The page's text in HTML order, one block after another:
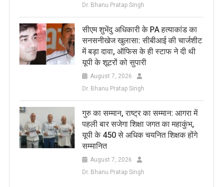
Dr. Bhanu Pratap Singh
सीएम शुभेंदु अधिकारी के PA हत्याकांड का
सनसनीखेज खुलासा: सीबीआई की चार्जशीट
में बड़ा दावा, ऑफिस के ही स्टाफ ने दी थी
यूपी के शूटरों को सुपारी
August 7, 2026
Dr. Bhanu Pratap Singh
​गुरु का सम्मान, राष्ट्र का सम्मान: आगरा में
पहली बार सजेगा शिक्षा जगत का महाकुंभ,
यूपी के 450 से अधिक चयनित शिक्षक होंगे
सम्मानित
August 7, 2026
Dr. Bhanu Pratap Singh